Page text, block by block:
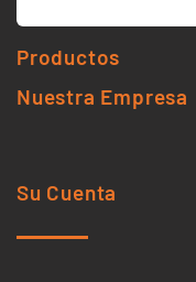
Productos
Nuestra Empresa
Su Cuenta